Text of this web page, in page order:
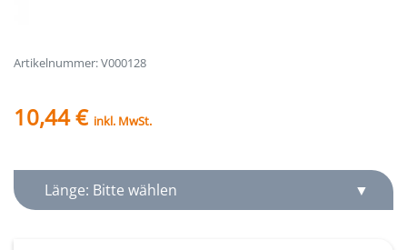
Artikelnummer: V000128
10,44 € inkl. MwSt.
Länge: Bitte wählen